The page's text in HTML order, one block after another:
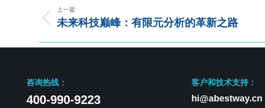
上一篇
未来科技巅峰：有限元分析的革新之路
咨询热线：
400-990-9223
客户和技术支持：
hi@abestway.cn